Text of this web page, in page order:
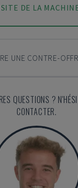
DE LA
UNE CONTRE-
QUESTIONS ?
CONTACTER.